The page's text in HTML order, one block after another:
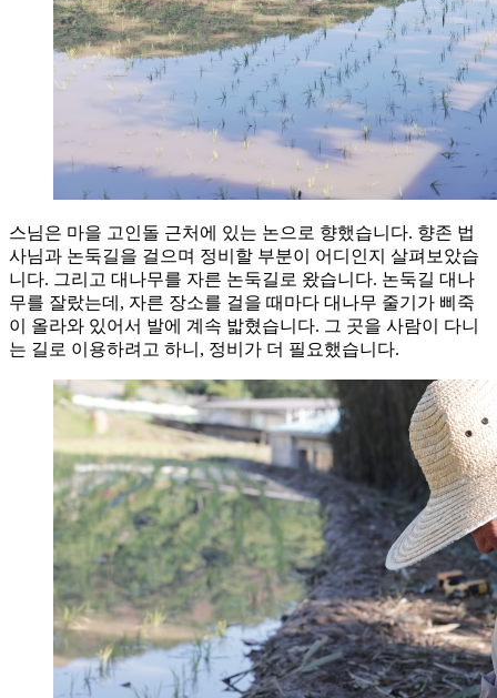
스님은 마을 고인돌 근처에 있는 논으로 향했습니다. 향존 법
사님과 논둑길을 걸으며 정비할 부분이 어디인지 살펴보았습
니다. 그리고 대나무를 자른 논둑길로 왔습니다. 논둑길 대나
무를 잘랐는데, 자른 장소를 걸을 때마다 대나무 줄기가 삐죽
이 올라와 있어서 발에 계속 밟혔습니다. 그 곳을 사람이 다니
는 길로 이용하려고 하니, 정비가 더 필요했습니다.